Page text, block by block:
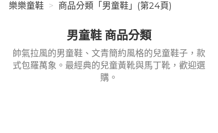
樂樂童鞋 商品分類「男童鞋」(第24頁)
男童鞋 商品分類
帥氣拉風的男童鞋、文青簡約風格的兒童鞋子，款
式包羅萬象。最經典的兒童黃靴與馬丁靴，歡迎選
購。